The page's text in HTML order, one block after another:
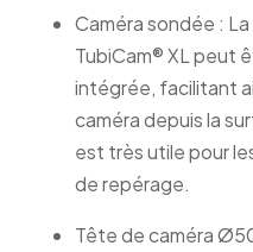
Caméra sondée :
TubiCam® XL peut
intégrée, facilitant
caméra depuis la
est très utile pour
de repérage.
Tête de caméra